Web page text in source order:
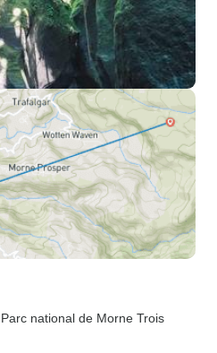
, Parc national de Morne Trois